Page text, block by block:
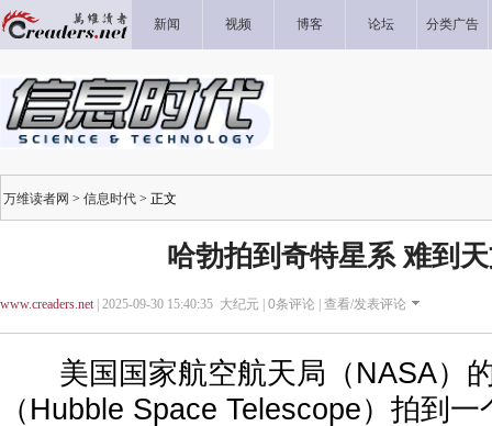
新闻 视频 博客 论坛 分类广告
万维读者网 > 信息时代 > 正文
哈勃拍到奇特星系 难到
www.creaders.net| 2025-09-30 15:40:35 大纪元 | 0条评论 | 查看/发表评论
美国国家航空航天局（NASA）
（Hubble Space Telescope）拍到